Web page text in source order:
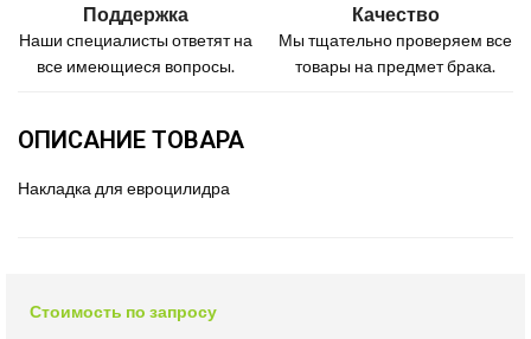
Поддержка
Наши специалисты ответят на
все имеющиеся вопросы.
Качество
Мы тщательно проверяем все
товары на предмет брака.
ОПИСАНИЕ ТОВАРА
Накладка для евроцилидра
Стоимость по запросу